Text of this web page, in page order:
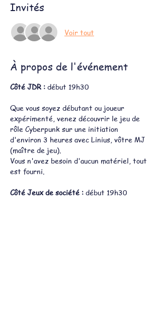
Invités
Voir tout
À propos de l'événement
Côté JDR : début 19h30
Que vous soyez débutant ou joueur
expérimenté, venez découvrir le jeu de
rôle Cyberpunk sur une initiation
d'environ 3 heures avec Linius, vôtre MJ
(maître de jeu).
Vous n'avez besoin d'aucun matériel, tout
est fourni.
Côté Jeux de société : début 19h30